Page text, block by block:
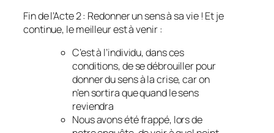
Fin de l’Acte 2 : Redonner un sens à sa vie ! Et je
continue, le meilleur est à venir :
C’est à l’individu, dans ces
conditions, de se débrouiller pour
donner du sens à la crise, car on
n’en sortira que quand le sens
reviendra
Nous avons été frappé, lors de